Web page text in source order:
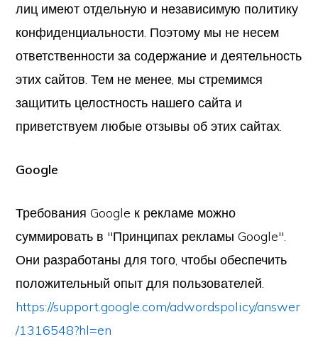
лиц имеют отдельную и независимую политику
конфиденциальности. Поэтому мы не несем
ответственности за содержание и деятельность
этих сайтов. Тем не менее, мы стремимся
защитить целостность нашего сайта и
приветствуем любые отзывы об этих сайтах.
Google
Требования Google к рекламе можно
суммировать в "Принципах рекламы Google".
Они разработаны для того, чтобы обеспечить
положительный опыт для пользователей.
https://support.google.com/adwordspolicy/answer
/1316548?hl=en